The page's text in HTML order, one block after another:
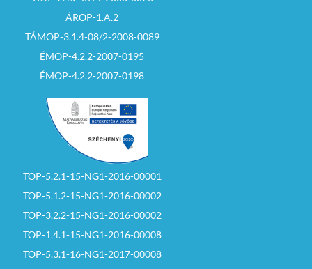
ÁROP-1.A.2
TÁMOP-3.1.4-08/2-2008-0089
ÉMOP-4.2.2-2007-0195
ÉMOP-4.2.2-2007-0198
TOP-5.2.1-15-NG1-2016-00001
TOP-5.1.2-15-NG1-2016-00002
TOP-3.2.2-15-NG1-2016-00002
TOP-1.4.1-15-NG1-2016-00008
TOP-5.3.1-16-NG1-2017-00008